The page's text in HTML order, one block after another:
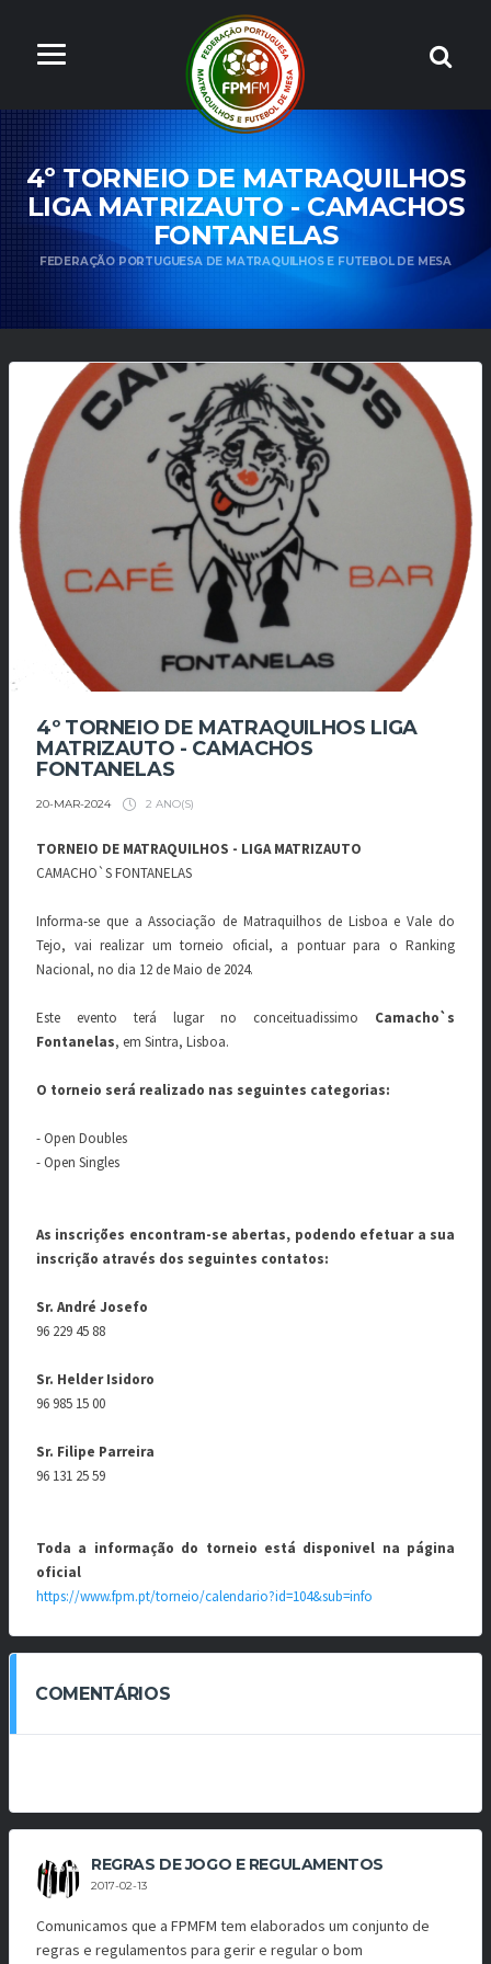
4º TORNEIO DE MATRAQUILHOS
LIGA MATRIZAUTO - CAMACHOS
FONTANELAS
FEDERAÇÃO PORTUGUESA DE MATRAQUILHOS E FUTEBOL DE MESA
4º TORNEIO DE MATRAQUILHOS LIGA
MATRIZAUTO - CAMACHOS
FONTANELAS
20-MAR-2024 2 ANO(S)
TORNEIO DE MATRAQUILHOS - LIGA MATRIZAUTO
CAMACHO`S FONTANELAS
Informa-se que a Associação de Matraquilhos de Lisboa e Vale do
Tejo, vai realizar um torneio oficial, a pontuar para o Ranking
Nacional, no dia 12 de Maio de 2024.
Este evento terá lugar no conceituadissimo Camacho`s
Fontanelas, em Sintra, Lisboa.
O torneio será realizado nas seguintes categorias:
- Open Doubles
- Open Singles
As inscrições encontram-se abertas, podendo efetuar a sua
inscrição através dos seguintes contatos:
Sr. André Josefo
96 229 45 88
Sr. Helder Isidoro
96 985 15 00
Sr. Filipe Parreira
96 131 25 59
Toda a informação do torneio está disponivel na página
oficial
https://www.fpm.pt/torneio/calendario?id=104&sub=info
COMENTÁRIOS
REGRAS DE JOGO E REGULAMENTOS
2017-02-13
Comunicamos que a FPMFM tem elaborados um conjunto de
regras e regulamentos para gerir e regular o bom